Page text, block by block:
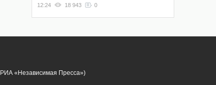
12:24 18 943 0
«Независимая Пресса»)